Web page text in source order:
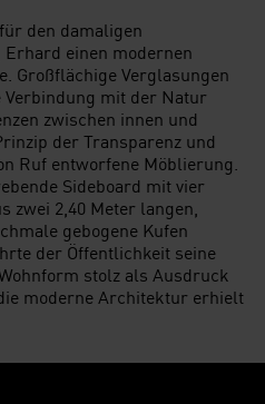
den damaligen
einen modernen
Großflächige Verglasungen
Verbindung mit der Natur
zwischen innen und
der Transparenz und
Ruf entworfene Möblierung.
Sideboard mit vier
zwei 2,40 Meter langen,
gebogene Kufen
der Öffentlichkeit seine
stolz als Ausdruck
moderne Architektur erhielt